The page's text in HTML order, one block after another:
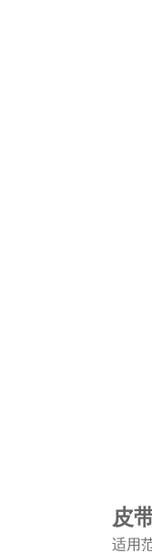
皮
适用